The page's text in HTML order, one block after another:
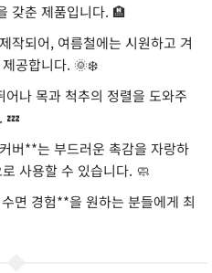
갖춘 제품입니다. 🏨
작되어, 여름철에는 시원하고 겨
공합니다. 🌞❄️
나 목과 척추의 정렬을 도와주
💤
버**는 부드러운 촉감을 자랑하
사용할 수 있습니다. 🧼
면 경험**을 원하는 분들에게 최